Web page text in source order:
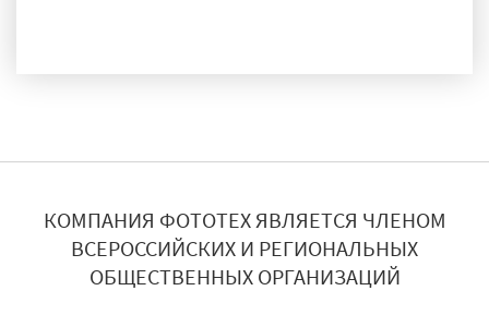
КОМПАНИЯ ФОТОТЕХ ЯВЛЯЕТСЯ ЧЛЕНОМ
ВСЕРОССИЙСКИХ И РЕГИОНАЛЬНЫХ
ОБЩЕСТВЕННЫХ ОРГАНИЗАЦИЙ